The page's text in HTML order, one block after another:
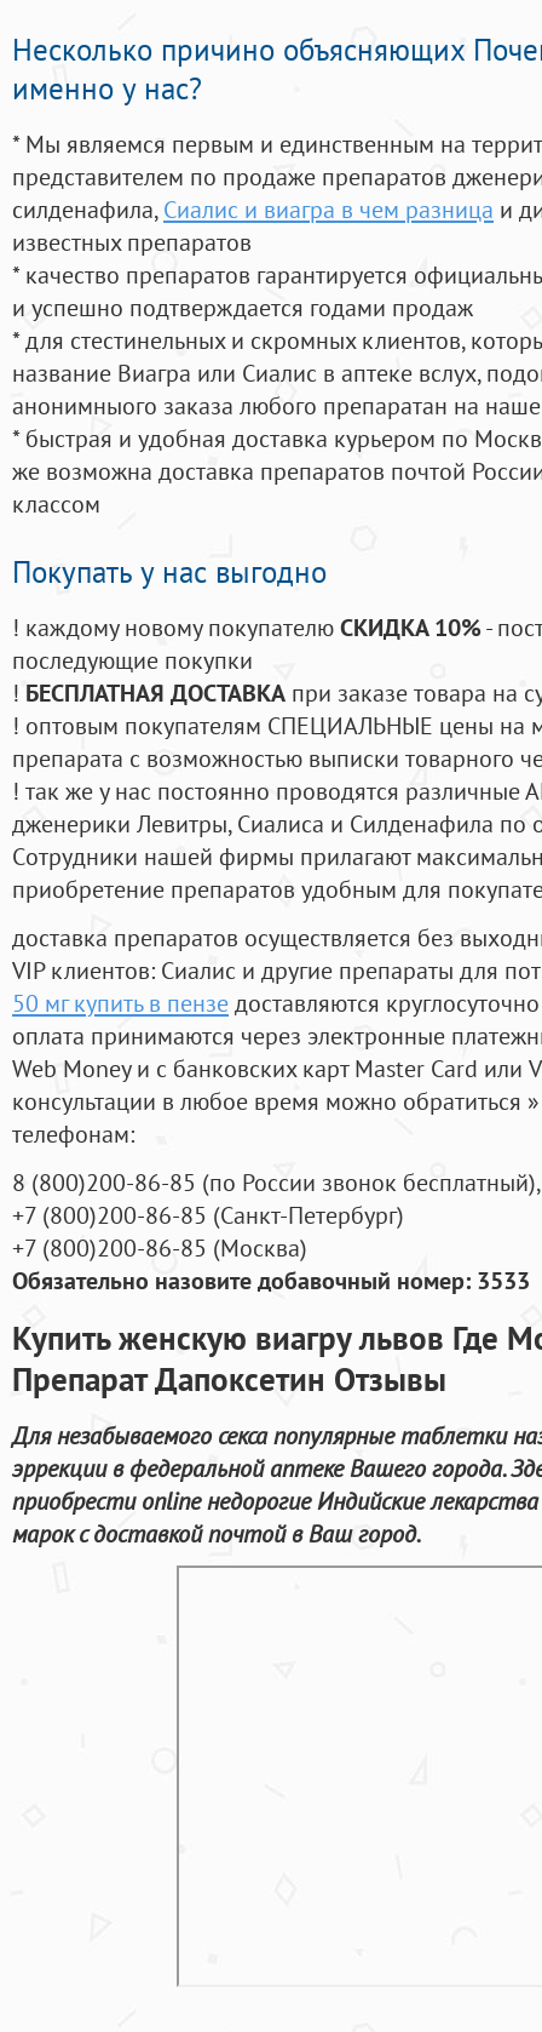
Несколько причино объясняющих
именно у нас?
* Мы являемся первым и единственным на
представителем по продаже препаратов
силденафила, Сиалис и виагра в чем разница и
известных препаратов
* качество препаратов гарантируется
и успешно подтверждается годами продаж
* для стестинельных и скромных клиентов,
название Виагра или Сиалис в аптеке вслух,
анонимныого заказа любого препаратан на
* быстрая и удобная доставка курьером по
же возможна доставка препаратов почтой
классом
Покупать у нас выгодно
! каждому новому покупателюСКИДКА 10%-
последующие покупки
! БЕСПЛАТНАЯ ДОСТАВКА при заказе товара на
! оптовым покупателям СПЕЦИАЛЬНЫЕ цены на
препарата с возможностью выписки товарного
! так же у нас постоянно проводятся
дженерики Левитры, Сиалиса и Силденафила по
Cотрудники нашей фирмы прилагают
приобретение препаратов удобным для
доставка препаратов осуществляется без
VIP клиентов: Сиалис и другие препараты для
50 мг купить в пензедоставляются круглосуточно
оплата принимаются через электронные
Web Money и с банковских карт Master Card или
консультации в любое время можно обратиться
телефонам:
8 (800)200-86-85 (по России звонок бесплатный),
+7 (800)200-86-85 (Санкт-Петербург)
+7 (800)200-86-85 (Москва)
Обязательно назовите добавочный номер: 3533
Купить женскую виагру львов Где
Препарат Дапоксетин Отзывы
Для незабываемого секса популярные таблетки
эррекции в федеральной аптеке Вашего города.
приобрести online недорогие Индийские
марок с доставкой почтой в Ваш город.